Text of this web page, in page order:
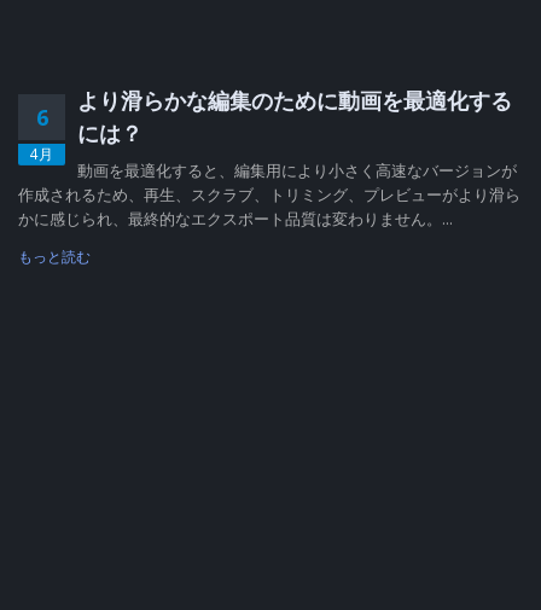
6
4月
より滑らかな編集のために動画を最適化する
には？
動画を最適化すると、編集用により小さく高速なバージョンが
作成されるため、再生、スクラブ、トリミング、プレビューがより滑ら
かに感じられ、最終的なエクスポート品質は変わりません。...
もっと読む